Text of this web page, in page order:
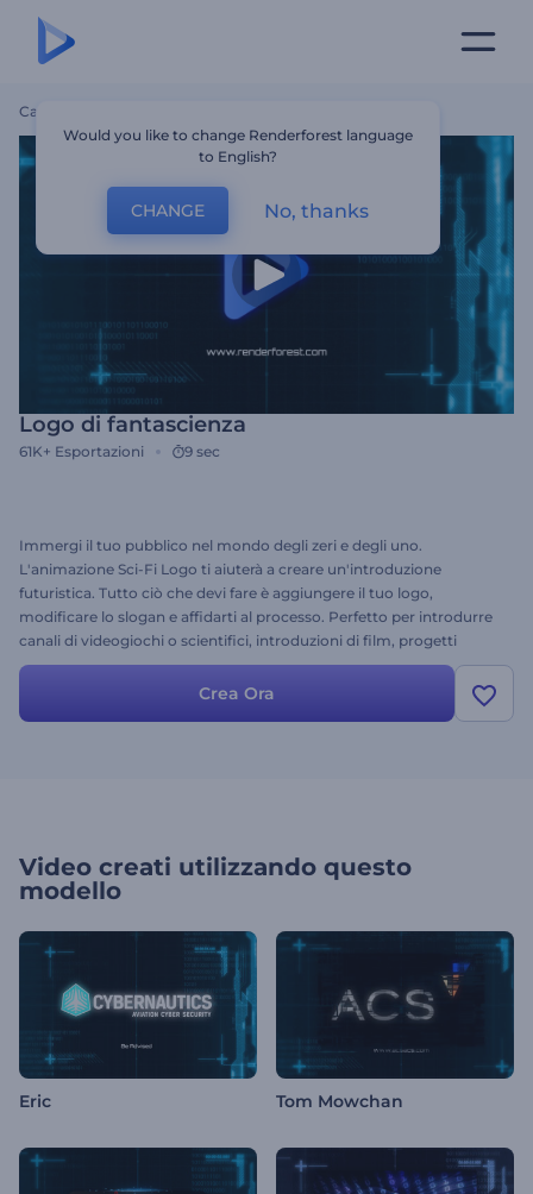
Casa
Logo di fantascienza
61K+ Esportazioni 9 sec
Immergi il tuo pubblico nel mondo degli zeri e degli uno.
L'animazione Sci-Fi Logo ti aiuterà a creare un'introduzione
futuristica. Tutto ciò che devi fare è aggiungere il tuo logo,
modificare lo slogan e affidarti al processo. Perfetto per introdurre
canali di videogiochi o scientifici, introduzioni di film, progetti
tecnologici e molto altro. Prova questo modello e calcola il tuo
Crea Ora
Video creati utilizzando questo
modello
Eric Tom Mowchan
Would you like to change Renderforest language
to English?
CHANGE No, thanks